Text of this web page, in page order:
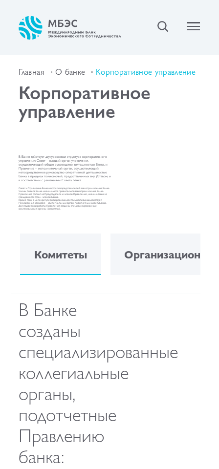
Главная О банке Корпоративное управление
Корпоративное
управление
В Банке действует двухуровневая структура корпоративного
управления: Совет – высший орган управления,
осуществляющий общее руководство деятельностью Банка, и
Правление – исполнительный орган, осуществляющий
непосредственное руководство оперативной деятельностью
Банка в пределах полномочий, предоставленных ему Уставом, и
в соответствии с решениями Совета Банка.
Совет и Правление Банка состоят из представителей всех стран-членов Банка.
Члены Совета Банка назначаются правительствами стран-членов Банка.
Правление состоит из Председателя и членов Правления, назначаемых из
граждан всех стран-членов Банка.
Кроме того, в целях регулярной ревизии деятельности Банка действует
Ревизионная комиссия – коллегиальный орган, подотчетный Совету Банка.
Для поддержки работы Правления созданы специализированные
коллегиальные органы (комитеты).
Комитеты
В Банке
созданы
специализированные
коллегиальные
органы,
подотчетные
Правлению
банка: